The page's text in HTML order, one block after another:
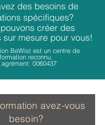
des besoins de
spécifiques?
pouvons créer des
sur mesure pour vous!
BeWist est un centre de
formation reconnu.
agrément: 0060437
avez-vous
besoin?